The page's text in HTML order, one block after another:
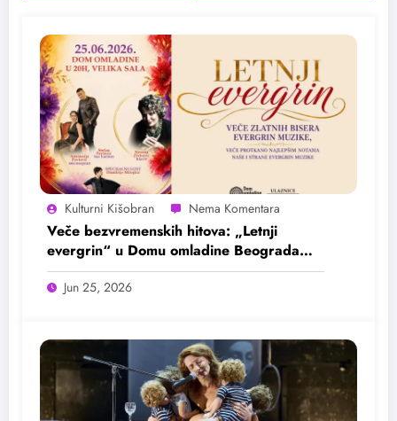
Kulturni Kišobran
Veče bezvremenskih hitova: „Letnji
evergrin“ u Domu omladine Beograda
25. juna
Jun 25, 2026